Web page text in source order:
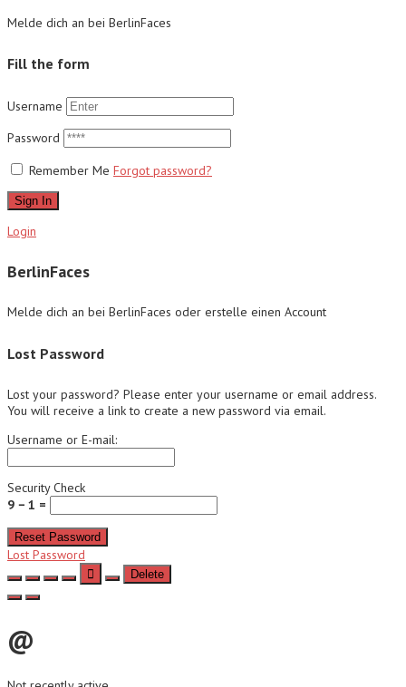
Melde dich an bei BerlinFaces
Fill the form
Username
Password
Remember Me Forgot password?
Sign In
Login
BerlinFaces
Melde dich an bei BerlinFaces oder erstelle einen Account
Lost Password
Lost your password? Please enter your username or email address.
You will receive a link to create a new password via email.
Username or E-mail:
Security Check
9 − 1 =
Reset Password
Lost Password
Delete
@